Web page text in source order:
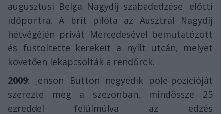
augusztusi Belga Nagydíj szabadedzései előtti
időpontra. A brit pilóta az Ausztrál Nagydíj
hétvégéjén privát Mercedesével bemutatózott
és füstöltette kerekeit a nyílt utcán, melyet
követően lekapcsolták a rendőrök.
2009: Jenson Button negyedik pole-pozícióját
szerezte meg a szezonban, mindössze 25
ezreddel felülmúlva az edzés